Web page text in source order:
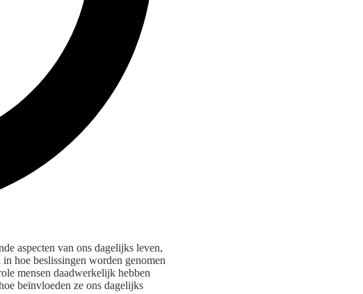
aspecten van ons dagelijks leven,
hoe beslissingen worden genomen
mensen daadwerkelijk hebben
beïnvloeden ze ons dagelijks